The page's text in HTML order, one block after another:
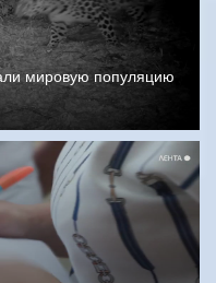
мировую популяцию